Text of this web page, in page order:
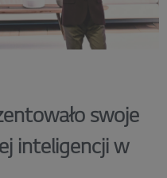
swoje
inteligencji w